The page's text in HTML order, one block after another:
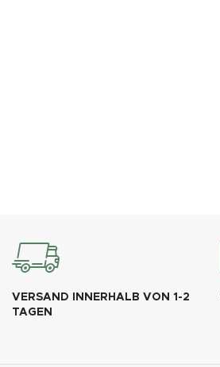
VERSAND INNERHALB VON 1-2
TAGEN